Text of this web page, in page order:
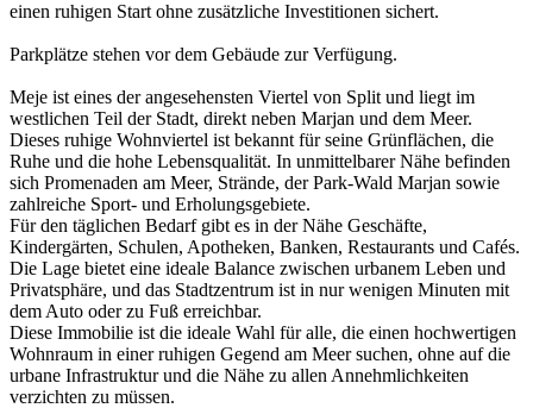
einen ruhigen Start ohne zusätzliche Investitionen sichert.
Parkplätze stehen vor dem Gebäude zur Verfügung.
Meje ist eines der angesehensten Viertel von Split und liegt im
westlichen Teil der Stadt, direkt neben Marjan und dem Meer.
Dieses ruhige Wohnviertel ist bekannt für seine Grünflächen, die
Ruhe und die hohe Lebensqualität. In unmittelbarer Nähe befinden
sich Promenaden am Meer, Strände, der Park-Wald Marjan sowie
zahlreiche Sport- und Erholungsgebiete.
Für den täglichen Bedarf gibt es in der Nähe Geschäfte,
Kindergärten, Schulen, Apotheken, Banken, Restaurants und Cafés.
Die Lage bietet eine ideale Balance zwischen urbanem Leben und
Privatsphäre, und das Stadtzentrum ist in nur wenigen Minuten mit
dem Auto oder zu Fuß erreichbar.
Diese Immobilie ist die ideale Wahl für alle, die einen hochwertigen
Wohnraum in einer ruhigen Gegend am Meer suchen, ohne auf die
urbane Infrastruktur und die Nähe zu allen Annehmlichkeiten
verzichten zu müssen.